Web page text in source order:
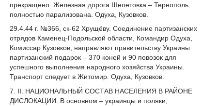
прекращено. Железная дорога Шепетовка – Тернополь
полностью парализована. Одуха, Кузовков.
29.4.44 г. №366, ск-62 Хрущёву. Соединение партизанских
отрядов Каменец-Подольской области, Командир Одуха,
Комиссар Кузовков, направляют правительству Украины
партизанский подарок – 370 коней и 90 повозок для
успешного выполнения народного хозяйства Украины.
Транспорт следует в Житомир. Одуха, Кузовков.
7. ІІ. НАЦИОНАЛЬНЫЙ СОСТАВ НАСЕЛЕНИЯ В РАЙОНЕ
ДИСЛОКАЦИИ. В основном – украинцы и поляки,